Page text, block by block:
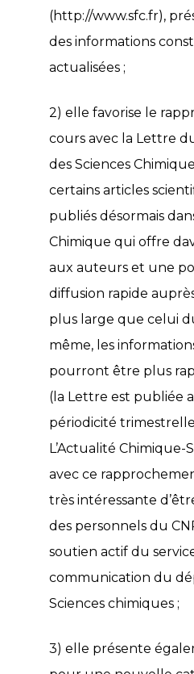
(http://www.sfc.fr),
des informations
actualisées ;
2) elle favorise le
cours avec la Lettre
des Sciences
certains articles
publiés désormais
Chimique qui offre
aux auteurs et une
diffusion rapide
plus large que celui
même, les
pourront être plus
(la Lettre est publiée
périodicité
L’Actualité Chimique-
avec ce
très intéressante
des personnels du
soutien actif du
communication du
Sciences chimiques ;
3) elle présente